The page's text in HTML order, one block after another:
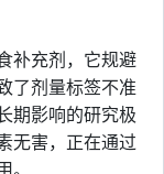
补充剂，它规避
了剂量标签不准
期影响的研究极
无害，正在通过